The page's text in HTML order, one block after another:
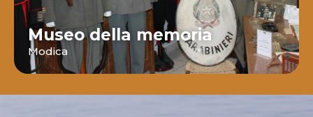
Museo della memoria
Modica